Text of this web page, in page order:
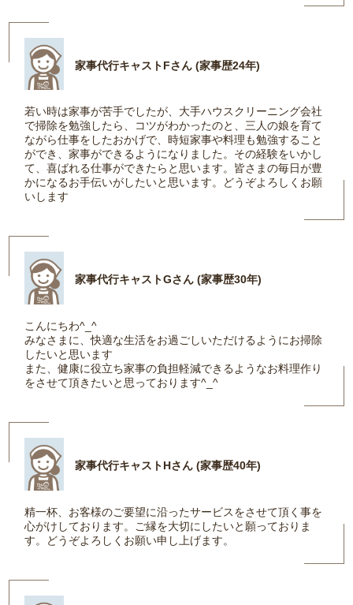
家事代行キャストFさん (家事歴24年)
若い時は家事が苦手でしたが、大手ハウスクリーニング会社
で掃除を勉強したら、コツがわかったのと、三人の娘を育て
ながら仕事をしたおかげで、時短家事や料理も勉強すること
ができ、家事ができるようになりました。その経験をいかし
て、喜ばれる仕事ができたらと思います。皆さまの毎日が豊
かになるお手伝いがしたいと思います。どうぞよろしくお願
いします
家事代行キャストGさん (家事歴30年)
こんにちわ^_^
みなさまに、快適な生活をお過ごしいただけるようにお掃除
したいと思います
また、健康に役立ち家事の負担軽減できるようなお料理作り
をさせて頂きたいと思っております^_^
家事代行キャストHさん (家事歴40年)
精一杯、お客様のご要望に沿ったサービスをさせて頂く事を
心がけしております。ご縁を大切にしたいと願っておりま
す。どうぞよろしくお願い申し上げます。